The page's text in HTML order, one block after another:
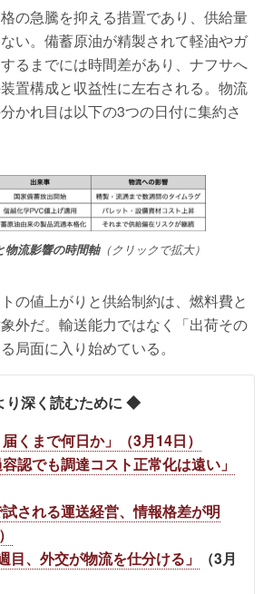
の急騰を抑える措置であり、供給量
い。備蓄原油が精製されて軽油やガ
るまでには時間差があり、ナフサへ
置構成と収益性に左右される。物流
かれ目は以下の3つの日付に集約さ
流影響の時間軸（クリックで拡大）
の値上がりと供給制約は、燃料費と
外だ。輸送能力ではなく「出荷その
局面に入り始めている。
深く読むために ◆
届くまで何日か」（3月14日）
容認でも調達コスト正常化は遠い」
試される運送経営、情報格差が明
目、外交が物流を仕分ける」
（3月